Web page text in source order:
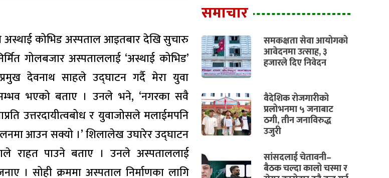
अस्थाई कोभिड अस्पताल आइतबार देखि सुचारु
गोलबजार अस्पताललाई ‘अस्थाई कोभिड’
देवनाथ साहले उद्घाटन गर्दै मेरा युवा
भएको बताए । उनले भने, ‘नगरका सवै
उत्तरदायीत्वबोध र युवाजोसले मलाईमपनि
आउन सक्यो ।’ शिलालेख उघारेर उद्घाटन
राहत पाउने बताए । उनले अस्पताललाई
। सोही क्रममा अस्पताल निर्माणका लागि
समाचार
समकक्षता सेवा आयोगको
आवेदनमा उत्साह, ३
हजारले दिए निवेदन
वैदेशिक रोजगारीको
प्रलोभनमा ५ जनाबाट
ठगी, तीन जनाविरुद्ध
उजुरी
सांसदलाई चेतावनी–
बैठक चल्दा कालो चस्मा र